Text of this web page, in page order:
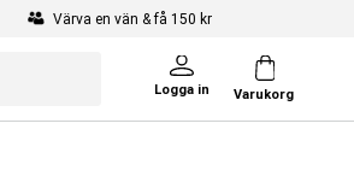
Värva en vän & få 150 kr
Logga in Varukorg